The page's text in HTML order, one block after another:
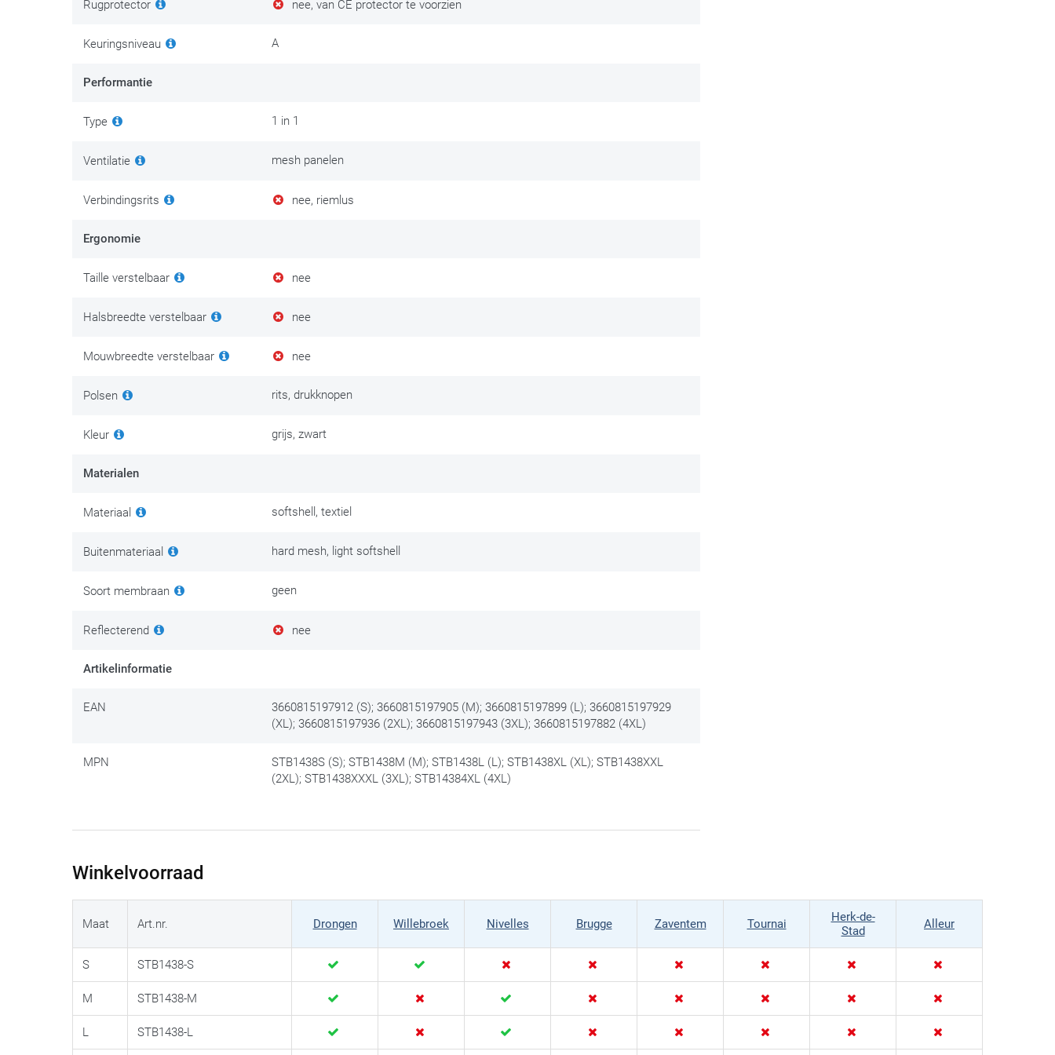
Rugprotector nee, van CE protector te voorzien
Keuringsniveau A
Performantie
Type 1 in 1
Ventilatie mesh panelen
Verbindingsrits nee, riemlus
Ergonomie
Taille verstelbaar nee
Halsbreedte verstelbaar nee
Mouwbreedte verstelbaar nee
Polsen rits, drukknopen
Kleur grijs, zwart
Materialen
Materiaal softshell, textiel
Buitenmateriaal hard mesh, light softshell
Soort membraan geen
Reflecterend nee
Artikelinformatie
EAN
3660815197912 (S); 3660815197905 (M); 3660815197899 (L); 3660815197929
(XL); 3660815197936 (2XL); 3660815197943 (3XL); 3660815197882 (4XL)
MPN
STB1438S (S); STB1438M (M); STB1438L (L); STB1438XL (XL); STB1438XXL
(2XL); STB1438XXXL (3XL); STB14384XL (4XL)
Winkelvoorraad
Maat Art.nr. Drongen Willebroek Nivelles Brugge Zaventem Tournai
Herk-de-
Stad
Alleur
S STB1438-S
M STB1438-M
L STB1438-L